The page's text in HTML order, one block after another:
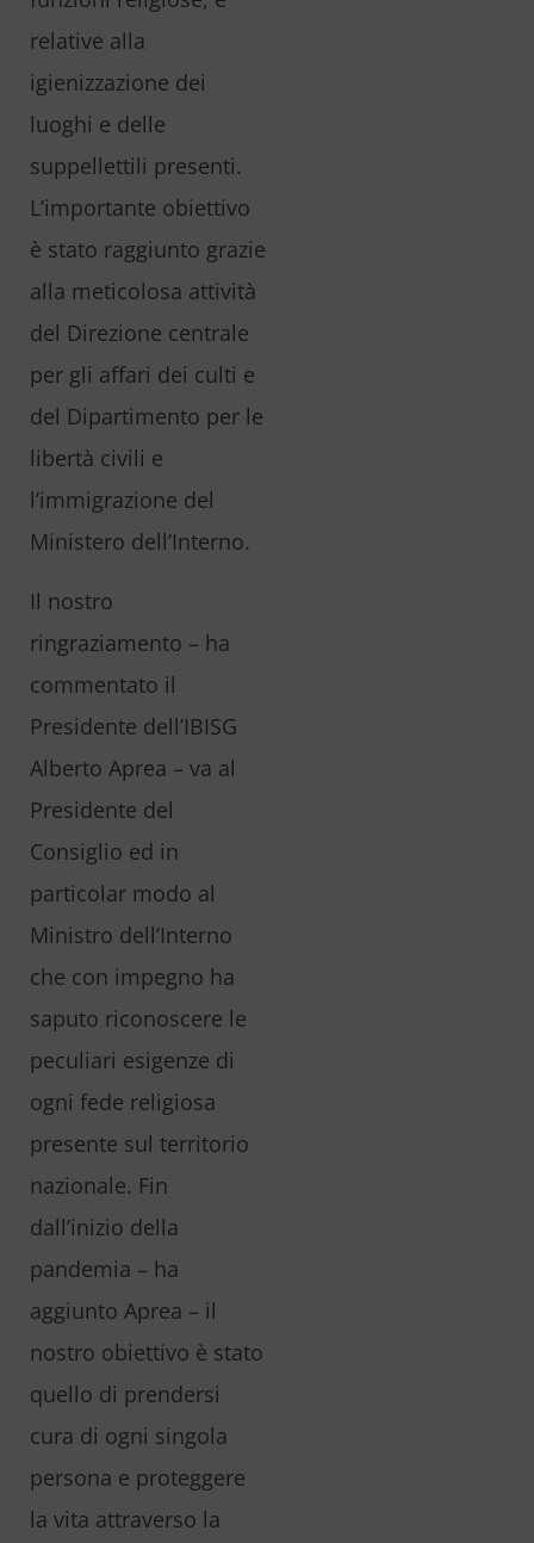
relative alla
igienizzazione dei
luoghi e delle
suppellettili presenti.
L’importante obiettivo
è stato raggiunto grazie
alla meticolosa attività
del Direzione centrale
per gli affari dei culti e
del Dipartimento per le
libertà civili e
l’immigrazione del
Ministero dell’Interno.
Il nostro
ringraziamento – ha
commentato il
Presidente dell’IBISG
Alberto Aprea – va al
Presidente del
Consiglio ed in
particolar modo al
Ministro dell’Interno
che con impegno ha
saputo riconoscere le
peculiari esigenze di
ogni fede religiosa
presente sul territorio
nazionale. Fin
dall’inizio della
pandemia – ha
aggiunto Aprea – il
nostro obiettivo è stato
quello di prendersi
cura di ogni singola
persona e proteggere
la vita attraverso la